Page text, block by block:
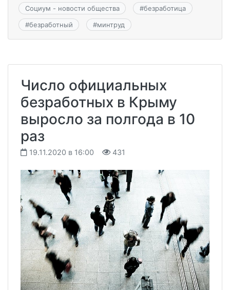
Социум - новости общества #безработица
#безработный #минтруд
Число официальных
безработных в Крыму
выросло за полгода в 10
раз
19.11.2020 в 16:00 431